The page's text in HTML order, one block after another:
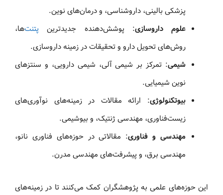
پزشکی بالینی، داروشناسی، و درمان‌های نوین.
علوم داروسازی: پوشش‌دهنده جدیدترین پتنت‌ها،
روش‌های تحویل دارو و تحقیقات در زمینه داروسازی.
شیمی: تمرکز بر شیمی آلی، شیمی دارویی، و سنتزهای
نوین شیمیایی.
بیوتکنولوژی: ارائه مقالات در زمینه‌های نوآوری‌های
زیست‌فناوری، مهندسی ژنتیک، و بیوشیمی.
مهندسی و فناوری: مقالاتی در حوزه‌های فناوری نانو،
مهندسی برق، و پیشرفت‌های مهندسی مدرن.
این حوزه‌های علمی به پژوهشگران کمک می‌کنند تا در زمینه‌های